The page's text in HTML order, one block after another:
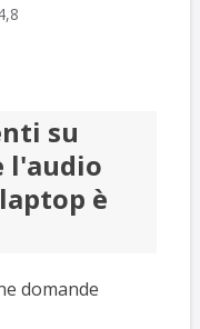
su
l'audio
è
domande